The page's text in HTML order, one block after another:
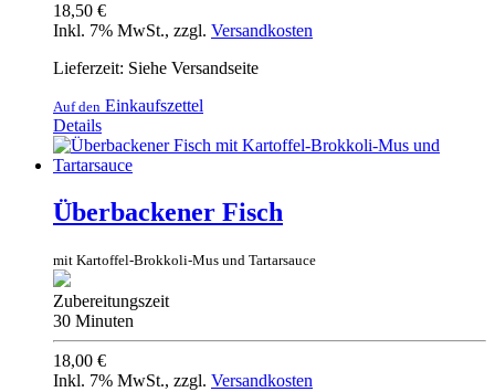
18,50 €
Inkl. 7% MwSt., zzgl. Versandkosten
Lieferzeit: Siehe Versandseite
Auf den Einkaufszettel
Details
Überbackener Fisch
mit Kartoffel-Brokkoli-Mus und Tartarsauce
Zubereitungszeit
30 Minuten
18,00 €
Inkl. 7% MwSt., zzgl. Versandkosten